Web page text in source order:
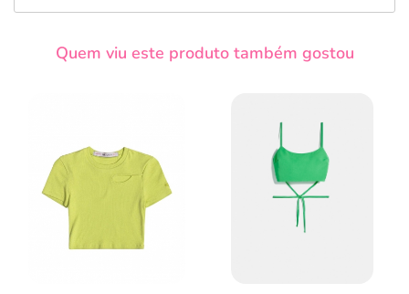
Quem viu este produto também gostou